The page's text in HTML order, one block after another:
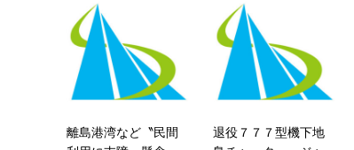
離島港湾など〝民間
退役７７７型機下地